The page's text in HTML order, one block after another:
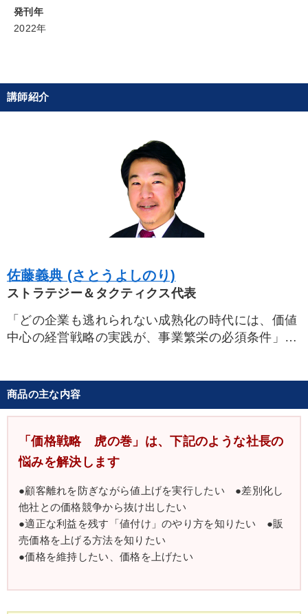
発刊年
2022年
講師紹介
佐藤義典 (さとうよしのり)
ストラテジー＆タクティクス代表
「どの企業も逃れられない成熟化の時代には、価値
中心の経営戦略の実践が、事業繁栄の必須条件」と
「戦略BASiCS」として体系化
ジ…５つの戦略要素を顧客視点で捉え直し、自社だ
けの経営戦略を生み出すその手法は、全国の指導先
強化できた、顧客増がはかれた、注文が倍増でき
た…と好評を得ている。今回は戦略BASiCSをもと
に価格戦略づくりを指導。
商品の主な内容
「価格戦略 虎の巻」は、下記のような社長の
悩みを解決します
●顧客離れを防ぎながら値上げを実行したい ●差別化し
他社との価格競争から抜け出したい
●適正な利益を残す「値付け」のやり方を知りたい ●販
売価格を上げる方法を知りたい
●価格を維持したい、価格を上げたい